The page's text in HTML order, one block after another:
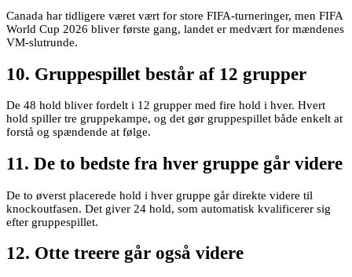
Canada har tidligere været vært for store FIFA-turneringer, men FIFA
World Cup 2026 bliver første gang, landet er medvært for mændenes
VM-slutrunde.
10. Gruppespillet består af 12 grupper
De 48 hold bliver fordelt i 12 grupper med fire hold i hver. Hvert
hold spiller tre gruppekampe, og det gør gruppespillet både enkelt at
forstå og spændende at følge.
11. De to bedste fra hver gruppe går videre
De to øverst placerede hold i hver gruppe går direkte videre til
knockoutfasen. Det giver 24 hold, som automatisk kvalificerer sig
efter gruppespillet.
12. Otte treere går også videre